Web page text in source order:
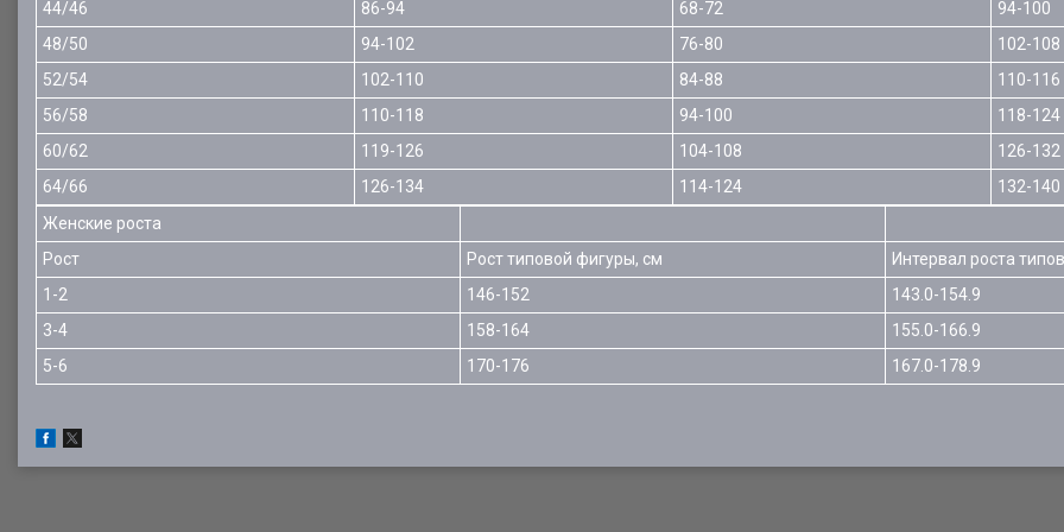
44/46
86-94 68-72
94-100
48/50
94-102 76-80
102-108
52/54
102-110 84-88
110-116
56/58
110-118 94-100
118-124
60/62
119-126 104-108
126-132
64/66
126-134 114-124
132-140
Женские роста
Рост
Рост типовой фигуры, см
Интервал роста
1-2
146-152
143.0-154.9
3-4
158-164
155.0-166.9
5-6
170-176 167.0-178.9